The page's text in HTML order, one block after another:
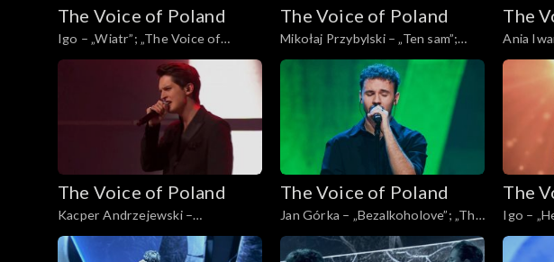
15. edycja – występy
The Voice of Poland
Igo – „Wiatr”; „The Voice of
Poland”, Finał, 30 listopada 2024
The Voice of Poland
Mikołaj Przybylski – „Ten sam”;
„The Voice of Poland”, Finał, 30
listopada 2024
The
Ania
„The
The Voice of Poland
Kacper Andrzejewski –
„Początek”; „The Voice of Poland”,
Finał, 30 listopada 2024
The Voice of Poland
Jan Górka – „Bezalkoholove”; „The
Voice of Poland”, Finał, 30
listopada 2024
The
Igo –